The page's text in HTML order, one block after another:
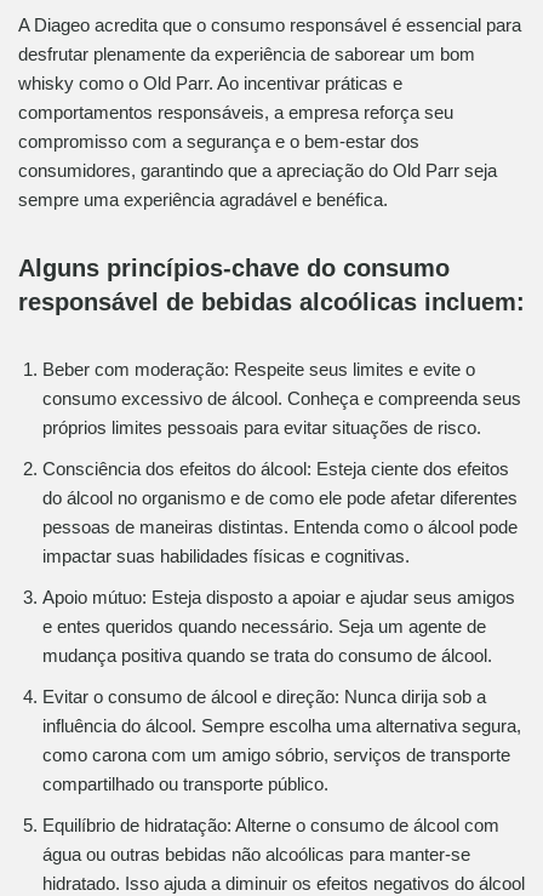
A Diageo acredita que o consumo responsável é essencial para
desfrutar plenamente da experiência de saborear um bom
whisky como o Old Parr. Ao incentivar práticas e
comportamentos responsáveis, a empresa reforça seu
compromisso com a segurança e o bem-estar dos
consumidores, garantindo que a apreciação do Old Parr seja
sempre uma experiência agradável e benéfica.
Alguns princípios-chave do consumo
responsável de bebidas alcoólicas incluem:
Beber com moderação: Respeite seus limites e evite o
consumo excessivo de álcool. Conheça e compreenda seus
próprios limites pessoais para evitar situações de risco.
Consciência dos efeitos do álcool: Esteja ciente dos efeitos
do álcool no organismo e de como ele pode afetar diferentes
pessoas de maneiras distintas. Entenda como o álcool pode
impactar suas habilidades físicas e cognitivas.
Apoio mútuo: Esteja disposto a apoiar e ajudar seus amigos
e entes queridos quando necessário. Seja um agente de
mudança positiva quando se trata do consumo de álcool.
Evitar o consumo de álcool e direção: Nunca dirija sob a
influência do álcool. Sempre escolha uma alternativa segura,
como carona com um amigo sóbrio, serviços de transporte
compartilhado ou transporte público.
Equilíbrio de hidratação: Alterne o consumo de álcool com
água ou outras bebidas não alcoólicas para manter-se
hidratado. Isso ajuda a diminuir os efeitos negativos do álcool